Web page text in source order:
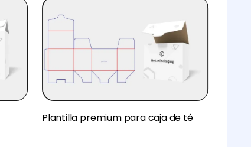
Plantilla premium para caja de té